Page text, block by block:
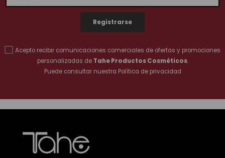
Acepto recibir comunicaciones comerciales de ofertas y promociones
personalizadas de Tahe Productos Cosméticos.
Puede consultar nuestra Política de privacidad